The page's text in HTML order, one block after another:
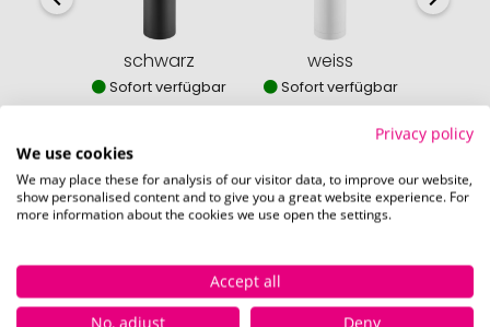
schwarz
Sofort verfügbar
weiss
Sofort verfügbar
So einfach bestellen Sie Ihre Werbeartikel bei
Privacy policy
We use cookies
We may place these for analysis of our visitor data, to improve our website,
show personalised content and to give you a great website experience. For
more information about the cookies we use open the settings.
Accept all
No, adjust
Deny